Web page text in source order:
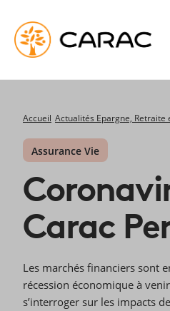
Accueil Actualités Epargne, Retraite
Assurance Vie
Carac
Les marchés financiers sont
récession économique à
s’interroger sur les impacts